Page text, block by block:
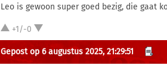
Leo is gewoon super goed bezig, die gaat
+1/-0
Gepost op 6 augustus 2025, 21:29:51